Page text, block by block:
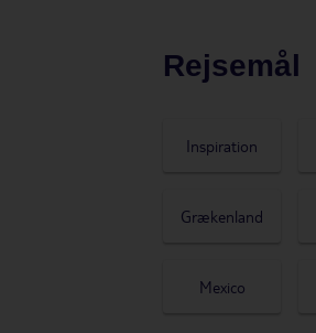
Rejsemål
Inspiration
Grækenland
Mexico